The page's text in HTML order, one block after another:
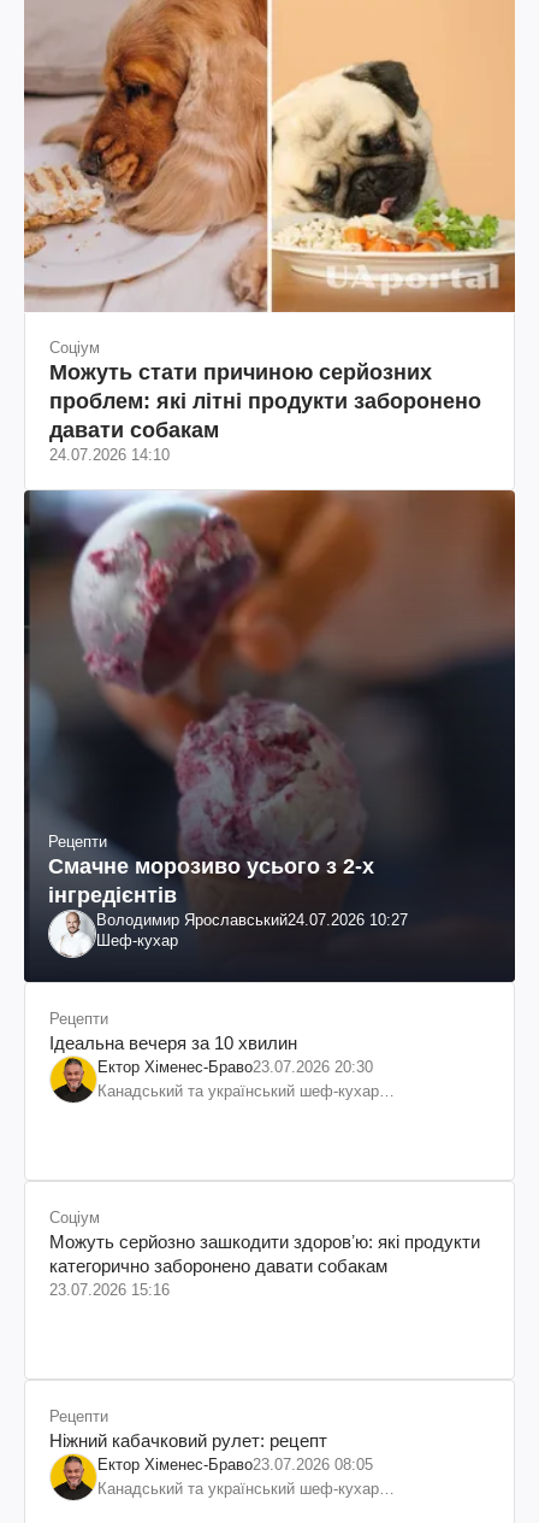
Соціум
Можуть стати причиною серйозних
проблем: які літні продукти заборонено
давати собакам
24.07.2026 14:10
Рецепти
Смачне морозиво усього з 2-х
інгредієнтів
Володимир Ярославський24.07.2026 10:27
Шеф-кухар
Рецепти
Ідеальна вечеря за 10 хвилин
Ектор Хіменес-Браво23.07.2026 20:30
Канадський та український шеф-кухар
Соціум
Можуть серйозно зашкодити здоровʼю: які продукти
категорично заборонено давати собакам
23.07.2026 15:16
Рецепти
Ніжний кабачковий рулет: рецепт
Ектор Хіменес-Браво23.07.2026 08:05
Канадський та український шеф-кухар